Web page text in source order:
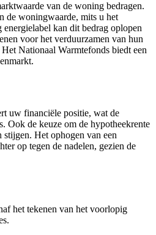
van de woning bedragen.
de woningwaarde, mits u het
kan dit bedrag oplopen
voor het verduurzamen van hun
Nationaal Warmtefonds biedt een
uw financiële positie, wat de
Ook de keuze om de hypotheekrente
Het ophogen van een
op tegen de nadelen, gezien de
het tekenen van het voorlopig